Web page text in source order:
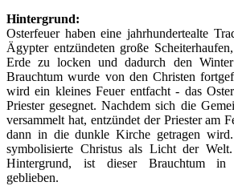
Hintergrund:
Osterfeuer haben eine jahrhundertealte
Ägypter entzündeten große
Erde zu locken und dadurch den
Brauchtum wurde von den Christen
wird ein kleines Feuer entfacht - das
Priester gesegnet. Nachdem sich die
versammelt hat, entzündet der Priester am
dann in die dunkle Kirche getragen
symbolisierte Christus als Licht der
Hintergrund, ist dieser Brauchtum in
geblieben.